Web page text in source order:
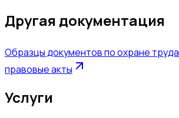
Другая документация
Образцы документов по охране труда
правовые акты
Услуги